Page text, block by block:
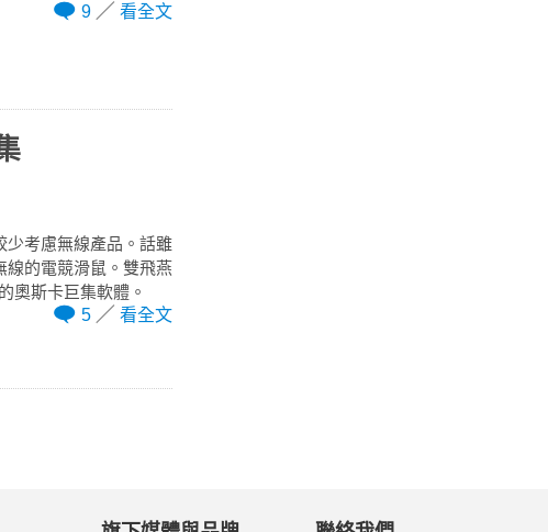
9
看全文
少考慮無線產品。話雖
線的電競滑鼠。雙飛燕
奧斯卡巨集軟體。
5
看全文